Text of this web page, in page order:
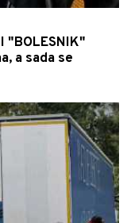
"BOLESNIK"
a sada se